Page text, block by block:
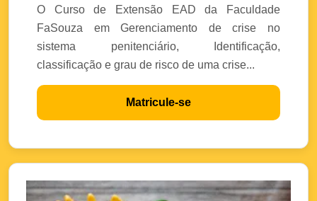
O Curso de Extensão EAD da Faculdade
FaSouza em Gerenciamento de crise no
sistema penitenciário, Identificação,
classificação e grau de risco de uma crise...
Matricule-se